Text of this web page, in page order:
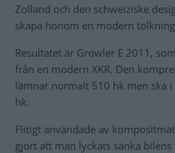
Zolland och den schweiziske
skapa honom en modern tolkning
Resultatet är Growler E 2011,
från en modern XKR. Den
lämnar normalt 510 hk men ska
hk.
Flitigt användade av
gjort att man lyckats sänka